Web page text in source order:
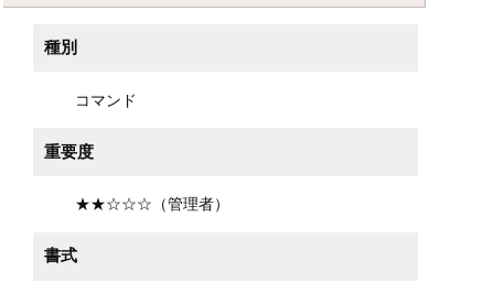
種別
コマンド
重要度
★★☆☆☆（管理者）
書式